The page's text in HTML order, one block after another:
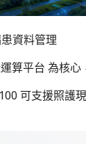
資料管理
算平台 為核
可支援照